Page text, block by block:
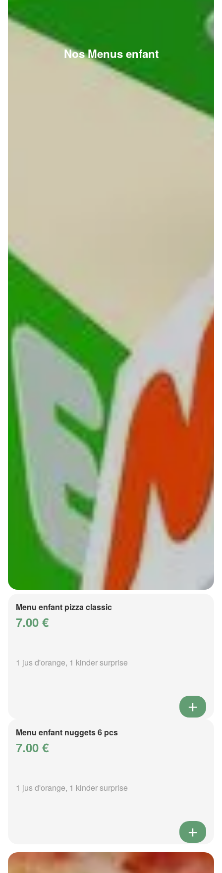
Nos Menus enfant
Menu enfant pizza classic
7.00 €
1 jus d'orange, 1 kinder surprise
Menu enfant nuggets 6 pcs
7.00 €
1 jus d'orange, 1 kinder surprise